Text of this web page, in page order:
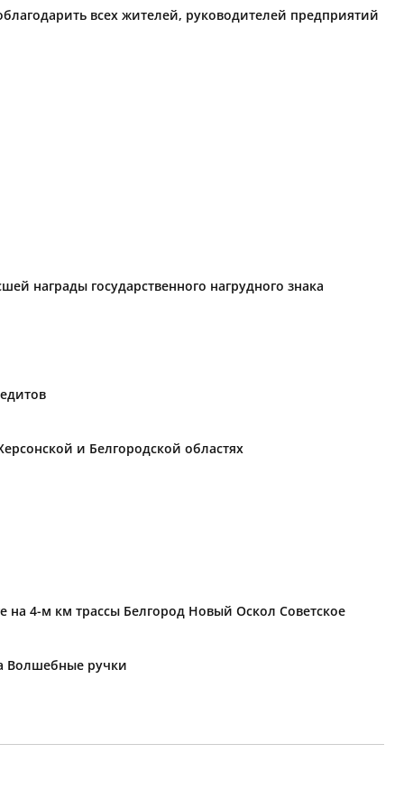
всех жителей, руководителей предприятий
награды государственного нагрудного знака
и Белгородской областях
на 4-м км трассы Белгород Новый Оскол Советское
Волшебные ручки